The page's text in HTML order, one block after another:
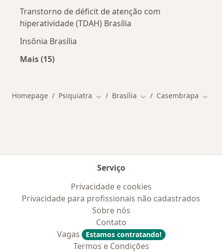
Transtorno de déficit de atenção com
hiperatividade (TDAH) Brasília
Insônia Brasília
Mais (15)
Homepage Psiquiatra Mudar de cidade
Brasília Mudar de cidade
Casembrapa
Serviço
Privacidade e cookies
Privacidade para profissionais não cadastrados
Sobre nós
Contato
Vagas
Estamos contratando!
Termos e Condições